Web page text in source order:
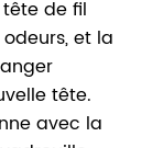
de fil
et la
tête.
avec la